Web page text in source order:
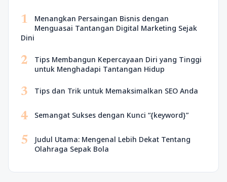
1
Menangkan Persaingan Bisnis dengan
Menguasai Tantangan Digital Marketing Sejak
Dini
2
Tips Membangun Kepercayaan Diri yang Tinggi
untuk Menghadapi Tantangan Hidup
3 Tips dan Trik untuk Memaksimalkan SEO Anda
4 Semangat Sukses dengan Kunci “{keyword}”
5
Judul Utama: Mengenal Lebih Dekat Tentang
Olahraga Sepak Bola